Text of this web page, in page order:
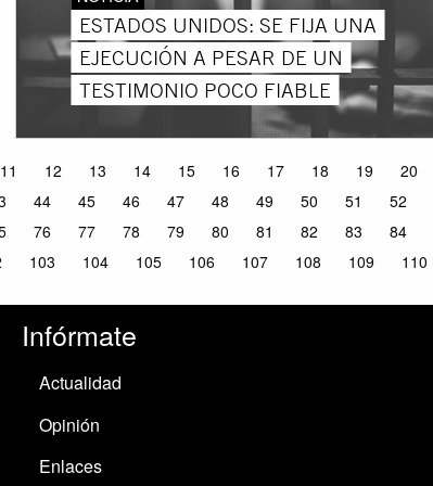
ESTADOS UNIDOS: SE FIJA UNA
EJECUCIÓN A PESAR DE UN
TESTIMONIO POCO FIABLE
11 12 13 14 15 16 17 18 19 20
44 45 46 47 48 49 50 51 52
76 77 78 79 80 81 82 83 84
103 104 105 106 107 108 109 110
Infórmate
Actualidad
Opinión
Enlaces